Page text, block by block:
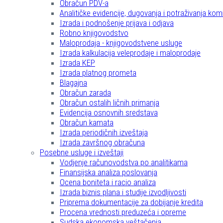
Obračun PDV-a
Analitičke evidencije, dugovanja i potraživanja
Izrada i podnošenje prijava i odjava
Robno knjigovodstvo
Maloprodaja - knjigovodstvene usluge
Izrada kalkulacija veleprodaje i maloprodaje
Izrada KEP
Izrada platnog prometa
Blagajna
Obračun zarada
Obračun ostalih ličnih primanja
Evidencija osnovnih sredstava
Obračun kamata
Izrada periodičnih izveštaja
Izrada završnog obračuna
Posebne usluge i izveštaji
Vodjenje računovodstva po analitikama
Finansijska analiza poslovanja
Ocena boniteta i racio analiza
Izrada biznis plana i studije izvodljivosti
Priprema dokumentacije za dobijanje kredita
Procena vrednosti preduzeća i opreme